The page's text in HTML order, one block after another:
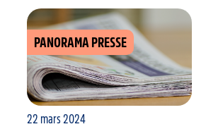
PANORAMA PRESSE
22 mars 2024